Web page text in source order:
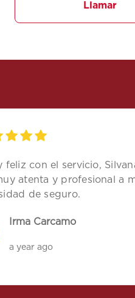
Llamar
feliz con el servicio,
atenta y profesional a
de seguro.
Irma Carcamo
a year ago